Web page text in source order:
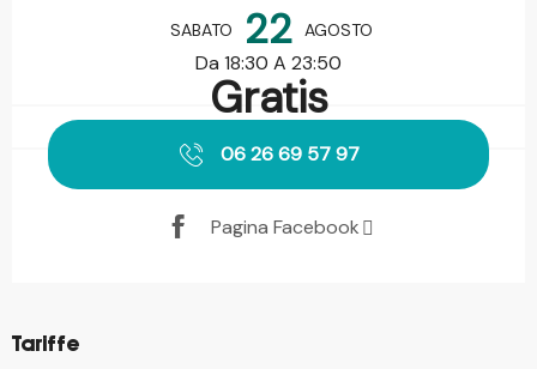
SABATO 22 AGOSTO
Da 18:30 A 23:50
Gratis
06 26 69 57 97
Pagina Facebook
Tariffe